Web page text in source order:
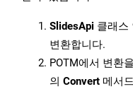
SlidesApi 클래스
변환합니다.
POTM에서 변환
의 Convert 메서